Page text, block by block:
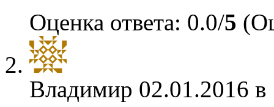
Оценка ответа: 0.0/5
Владимир 02.01.2016